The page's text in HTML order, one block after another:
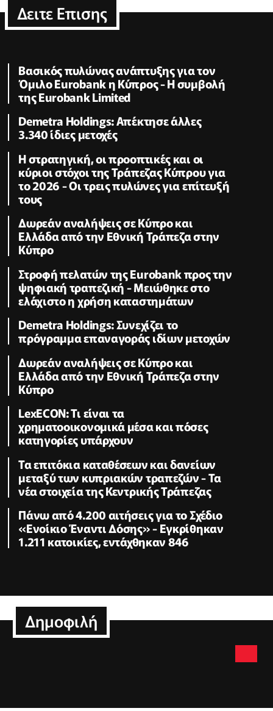
Δειτε Επισης
Βασικός πυλώνας ανάπτυξης για τον
Όμιλο Eurobank η Κύπρος - Η συμβολή
της Eurobank Limited
Demetra Holdings: Απέκτησε άλλες
3.340 ίδιες μετοχές
Η στρατηγική, οι προοπτικές και οι
κύριοι στόχοι της Τράπεζας Κύπρου για
το 2026 - Οι τρεις πυλώνες για επίτευξή
τους
Δωρεάν αναλήψεις σε Κύπρο και
Ελλάδα από την Εθνική Τράπεζα στην
Κύπρο
Στροφή πελατών της Eurobank προς την
ψηφιακή τραπεζική - Μειώθηκε στο
ελάχιστο η χρήση καταστημάτων
Demetra Holdings: Συνεχίζει το
πρόγραμμα επαναγοράς ιδίων μετοχών
Δωρεάν αναλήψεις σε Κύπρο και
Ελλάδα από την Εθνική Τράπεζα στην
Κύπρο
LexECON: Τι είναι τα
χρηματοοικονομικά μέσα και πόσες
κατηγορίες υπάρχουν
Τα επιτόκια καταθέσεων και δανείων
μεταξύ των κυπριακών τραπεζών - Τα
νέα στοιχεία της Κεντρικής Τράπεζας
Πάνω από 4.200 αιτήσεις για το Σχέδιο
«Ενοίκιο Έναντι Δόσης» - Εγκρίθηκαν
1.211 κατοικίες, εντάχθηκαν 846
Δημοφιλή